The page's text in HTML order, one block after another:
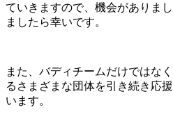
ていき ますので、機会がありま
ましたら幸いです。
また、バディチームだけではな
るさまざまな団体を引き続き応
います。